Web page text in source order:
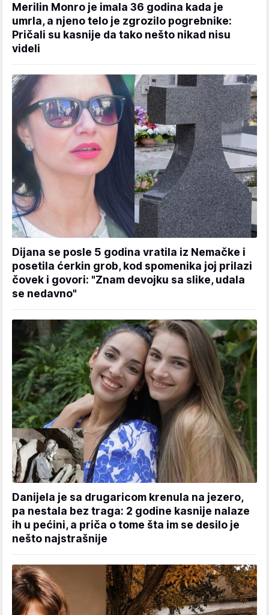
Merilin Monro je imala 36 godina kada je
umrla, a njeno telo je zgrozilo pogrebnike:
Pričali su kasnije da tako nešto nikad nisu
videli
Dijana se posle 5 godina vratila iz Nemačke i
posetila ćerkin grob, kod spomenika joj prilazi
čovek i govori: "Znam devojku sa slike, udala
se nedavno"
Danijela je sa drugaricom krenula na jezero,
pa nestala bez traga: 2 godine kasnije nalaze
ih u pećini, a priča o tome šta im se desilo je
nešto najstrašnije